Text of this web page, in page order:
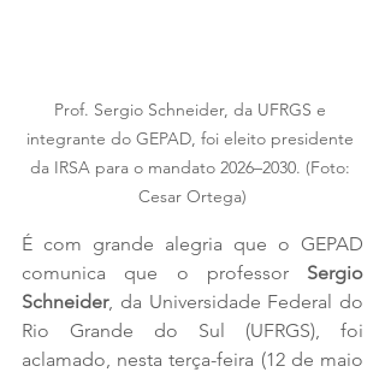
Prof. Sergio Schneider, da UFRGS e
integrante do GEPAD, foi eleito presidente
da IRSA para o mandato 2026–2030. (Foto:
Cesar Ortega)
É com grande alegria que o GEPAD
comunica que o professor Sergio
Schneider, da Universidade Federal do
Rio Grande do Sul (UFRGS), foi
aclamado, nesta terça-feira (12 de maio